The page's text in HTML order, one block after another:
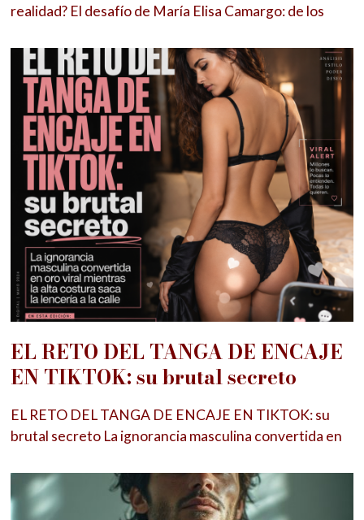
realidad? El desafío de María Elisa Camargo: de los
EL RETO DEL TANGA DE ENCAJE
EN TIKTOK: su brutal secreto
EL RETO DEL TANGA DE ENCAJE EN TIKTOK: su
brutal secreto La ignorancia masculina convertida en